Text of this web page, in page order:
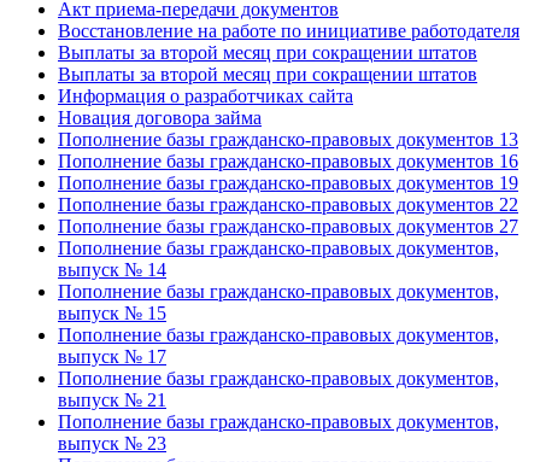
Акт приема-передачи документов
Восстановление на работе по инициативе работодателя
Выплаты за второй месяц при сокращении штатов
Выплаты за второй месяц при сокращении штатов
Информация о разработчиках сайта
Новация договора займа
Пополнение базы гражданско-правовых документов 13
Пополнение базы гражданско-правовых документов 16
Пополнение базы гражданско-правовых документов 19
Пополнение базы гражданско-правовых документов 22
Пополнение базы гражданско-правовых документов 27
Пополнение базы гражданско-правовых документов,
выпуск № 14
Пополнение базы гражданско-правовых документов,
выпуск № 15
Пополнение базы гражданско-правовых документов,
выпуск № 17
Пополнение базы гражданско-правовых документов,
выпуск № 21
Пополнение базы гражданско-правовых документов,
выпуск № 23